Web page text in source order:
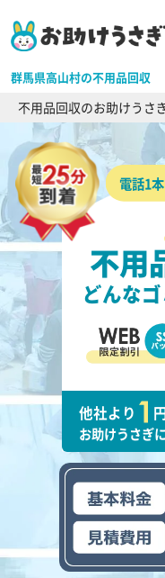
群馬県高山村の不用品回収
不用品回収のお助けうさ
電話1
不用
どんな
他社より
お助けうさぎ